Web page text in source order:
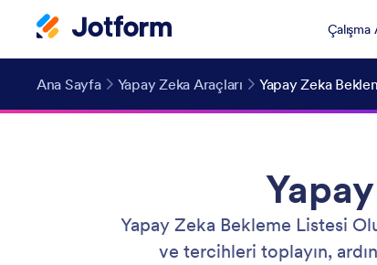
Çalışma
Ana Sayfa Yapay Zeka Araçları Yapay Zeka
Yapay Zeka Bekleme Listesi
ve tercihleri toplayın,